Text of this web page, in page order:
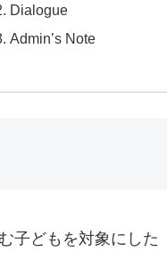
Dialogue
Admin’s Note
どもを対象にした